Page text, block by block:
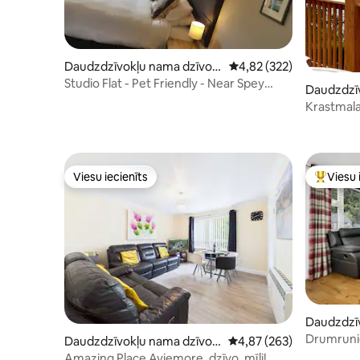
Daudzdzīvokļu nama dzīvokl
is
Vidējais vērtējums:
4,82 (322)
Studio Flat - Pet Friendly - Near Spey
is
Viesu iecienīts
Viesu iecienīts
Daudzdzīvokļu nama dzīvokl
is
Vidējais vērtējums: 4,87
4,87 (263)
Viesu
s